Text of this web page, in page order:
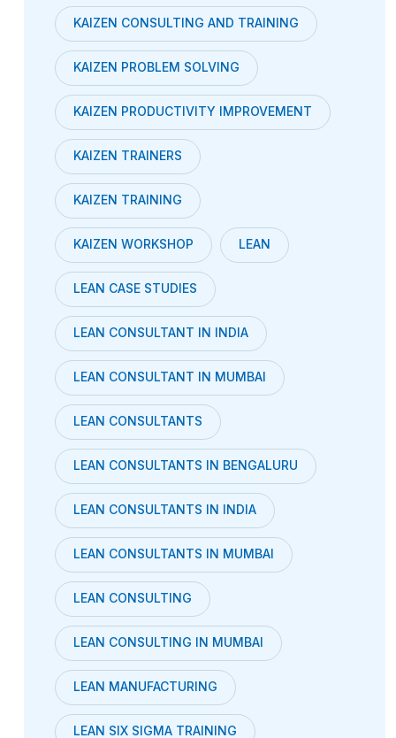
KAIZEN CONSULTING AND TRAINING
KAIZEN PROBLEM SOLVING
KAIZEN PRODUCTIVITY IMPROVEMENT
KAIZEN TRAINERS
KAIZEN TRAINING
KAIZEN WORKSHOP LEAN
LEAN CASE STUDIES
LEAN CONSULTANT IN INDIA
LEAN CONSULTANT IN MUMBAI
LEAN CONSULTANTS
LEAN CONSULTANTS IN BENGALURU
LEAN CONSULTANTS IN INDIA
LEAN CONSULTANTS IN MUMBAI
LEAN CONSULTING
LEAN CONSULTING IN MUMBAI
LEAN MANUFACTURING
LEAN SIX SIGMA TRAINING